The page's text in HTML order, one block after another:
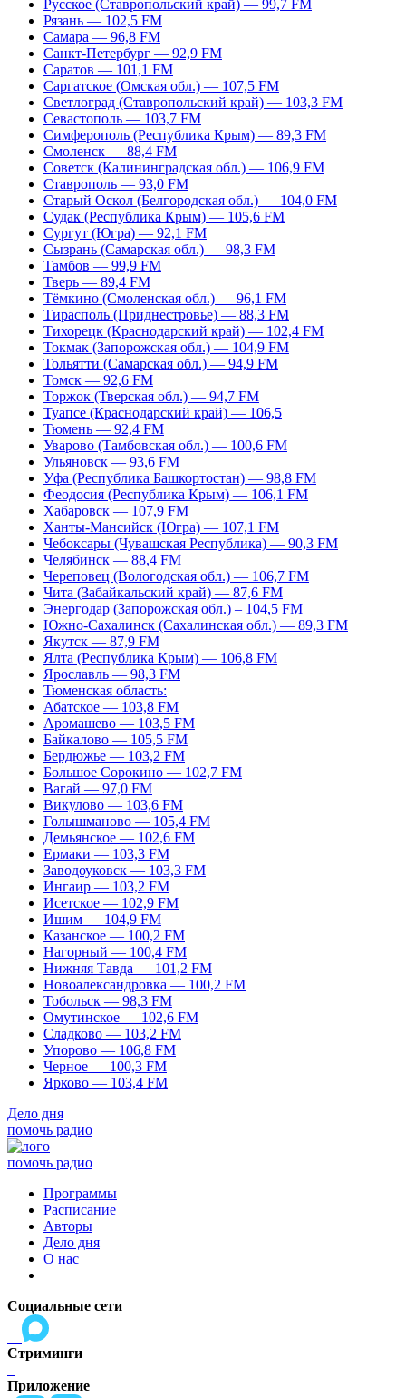
Русское (Ставропольский край) — 99,7 FM
Рязань — 102,5 FM
Самара — 96,8 FM
Санкт-Петербург — 92,9 FM
Саратов — 101,1 FM
Саргатское (Омская обл.) — 107,5 FM
Светлоград (Ставропольский край) — 103,3 FM
Севастополь — 103,7 FM
Симферополь (Республика Крым) — 89,3 FM
Смоленск — 88,4 FM
Советск (Калининградская обл.) — 106,9 FM
Ставрополь — 93,0 FM
Старый Оскол (Белгородская обл.) — 104,0 FM
Судак (Республика Крым) — 105,6 FM
Сургут (Югра) — 92,1 FM
Сызрань (Самарская обл.) — 98,3 FM
Тамбов — 99,9 FM
Тверь — 89,4 FM
Тёмкино (Смоленская обл.) — 96,1 FM
Тирасполь (Приднестровье) — 88,3 FM
Тихорецк (Краснодарский край) — 102,4 FM
Токмак (Запорожская обл.) — 104,9 FM
Тольятти (Самарская обл.) — 94,9 FM
Томск — 92,6 FM
Торжок (Тверская обл.) — 94,7 FM
Туапсе (Краснодарский край) — 106,5
Тюмень — 92,4 FM
Уварово (Тамбовская обл.) — 100,6 FM
Ульяновск — 93,6 FM
Уфа (Республика Башкортостан) — 98,8 FM
Феодосия (Республика Крым) — 106,1 FM
Хабаровск — 107,9 FM
Ханты-Мансийск (Югра) — 107,1 FM
Чебоксары (Чувашская Республика) — 90,3 FM
Челябинск — 88,4 FM
Череповец (Вологодская обл.) — 106,7 FM
Чита (Забайкальский край) — 87,6 FM
Энергодар (Запорожская обл.) – 104,5 FM
Южно-Сахалинск (Сахалинская обл.) — 89,3 FM
Якутск — 87,9 FM
Ялта (Республика Крым) — 106,8 FM
Ярославль — 98,3 FM
Тюменская область:
Абатское — 103,8 FM
Аромашево — 103,5 FM
Байкалово — 105,5 FM
Бердюжье — 103,2 FM
Большое Сорокино — 102,7 FM
Вагай — 97,0 FM
Викулово — 103,6 FM
Голышманово — 105,4 FM
Демьянское — 102,6 FM
Ермаки — 103,3 FM
Заводоуковск — 103,3 FM
Ингаир — 103,2 FM
Исетское — 102,9 FM
Ишим — 104,9 FM
Казанское — 100,2 FM
Нагорный — 100,4 FM
Нижняя Тавда — 101,2 FM
Новоалександровка — 100,2 FM
Тобольск — 98,3 FM
Омутинское — 102,6 FM
Сладково — 103,2 FM
Упорово — 106,8 FM
Черное — 100,3 FM
Ярково — 103,4 FM
Дело дня
помочь радио
помочь радио
Программы
Расписание
Авторы
Дело дня
О нас
Социальные сети
Стриминги
Приложение